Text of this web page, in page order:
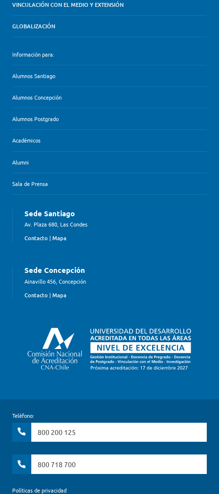
VINCULACIÓN CON EL MEDIO Y EXTENSIÓN
GLOBALIZACIÓN
Información para:
Alumnos Santiago
Alumnos Concepción
Alumnos Postgrado
Académicos
Alumni
Sala de Prensa
Sede Santiago
Av. Plaza 680, Las Condes
Contacto | Mapa
Sede Concepción
Ainavillo 456, Concepción
Contacto | Mapa
Teléfono:
800 200 125
800 718 700
Políticas de privacidad